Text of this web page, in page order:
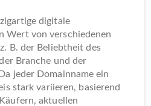
digitale
Wert von verschiedenen
B. der Beliebtheit des
Branche und der
jeder Domainname ein
stark variieren, basierend
aktuellen